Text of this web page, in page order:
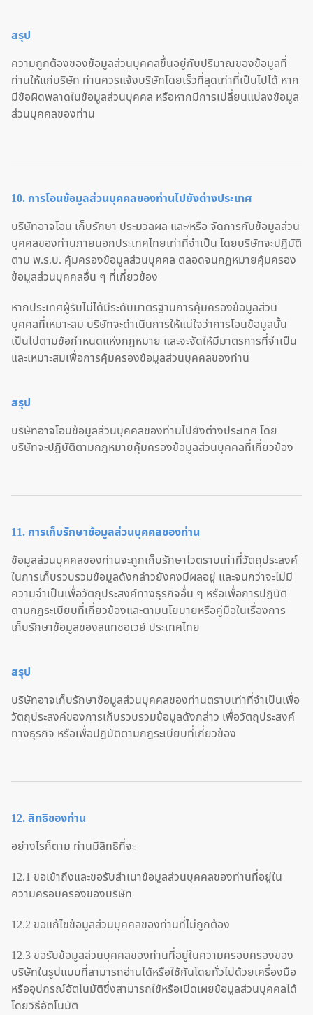
สรุป
ความถูกต้องของข้อมูลส่วนบุคคลขึ้นอยู่กับปริมาณของข้อมูลที่
ท่านให้แก่บริษัท ท่านควรแจ้งบริษัทโดยเร็วที่สุดเท่าที่เป็นไปได้ หาก
มีข้อผิดพลาดในข้อมูลส่วนบุคคล หรือหากมีการเปลี่ยนแปลงข้อมูล
ส่วนบุคคลของท่าน
10. การโอนข้อมูลส่วนบุคคลของท่านไปยังต่างประเทศ
บริษัทอาจโอน เก็บรักษา ประมวลผล และ/หรือ จัดการกับข้อมูลส่วน
บุคคลของท่านภายนอกประเทศไทยเท่าที่จำเป็น โดยบริษัทจะปฏิบัติ
ตาม พ.ร.บ. คุ้มครองข้อมูลส่วนบุคคล ตลอดจนกฎหมายคุ้มครอง
ข้อมูลส่วนบุคคลอื่น ๆ ที่เกี่ยวข้อง
หากประเทศผู้รับไม่ได้มีระดับมาตรฐานการคุ้มครองข้อมูลส่วน
บุคคลที่เหมาะสม บริษัทจะดำเนินการให้แน่ใจว่าการโอนข้อมูลนั้น
เป็นไปตามข้อกำหนดแห่งกฎหมาย และจะจัดให้มีมาตรการที่จำเป็น
และเหมาะสมเพื่อการคุ้มครองข้อมูลส่วนบุคคลของท่าน
สรุป
บริษัทอาจโอนข้อมูลส่วนบุคคลของท่านไปยังต่างประเทศ โดย
บริษัทจะปฏิบัติตามกฎหมายคุ้มครองข้อมูลส่วนบุคคลที่เกี่ยวข้อง
11. การเก็บรักษาข้อมูลส่วนบุคคลของท่าน
ข้อมูลส่วนบุคคลของท่านจะถูกเก็บรักษาไวตราบเท่าที่วัตถุประสงค์
ในการเก็บรวบรวมข้อมูลดังกล่าวยังคงมีผลอยู่ และจนกว่าจะไม่มี
ความจำเป็นเพื่อวัตถุประสงค์ทางธุรกิจอื่น ๆ หรือเพื่อการปฏิบัติ
ตามกฎระเบียบที่เกี่ยวข้องและตามนโยบายหรือคู่มือในเรื่องการ
เก็บรักษาข้อมูลของสแทชอเวย์ ประเทศไทย
สรุป
บริษัทอาจเก็บรักษาข้อมูลส่วนบุคคลของท่านตราบเท่าที่จำเป็นเพื่อ
วัตถุประสงค์ของการเก็บรวบรวมข้อมูลดังกล่าว เพื่อวัตถุประสงค์
ทางธุรกิจ หรือเพื่อปฏิบัติตามกฎระเบียบที่เกี่ยวข้อง
12. สิทธิของท่าน
อย่างไรก็ตาม ท่านมีสิทธิที่จะ
12.1 ขอเข้าถึงและขอรับสำเนาข้อมูลส่วนบุคคลของท่านที่อยู่ใน
ความครอบครองของบริษัท
12.2 ขอแก้ไขข้อมูลส่วนบุคคลของท่านที่ไม่ถูกต้อง
12.3 ขอรับข้อมูลส่วนบุคคลของท่านที่อยู่ในความครอบครองของ
บริษัทในรูปแบบที่สามารถอ่านได้หรือใช้กันโดยทั่วไปด้วยเครื่องมือ
หรืออุปกรณ์อัตโนมัติซึ่งสามารถใช้หรือเปิดเผยข้อมูลส่วนบุคคลได้
โดยวิธีอัตโนมัติ